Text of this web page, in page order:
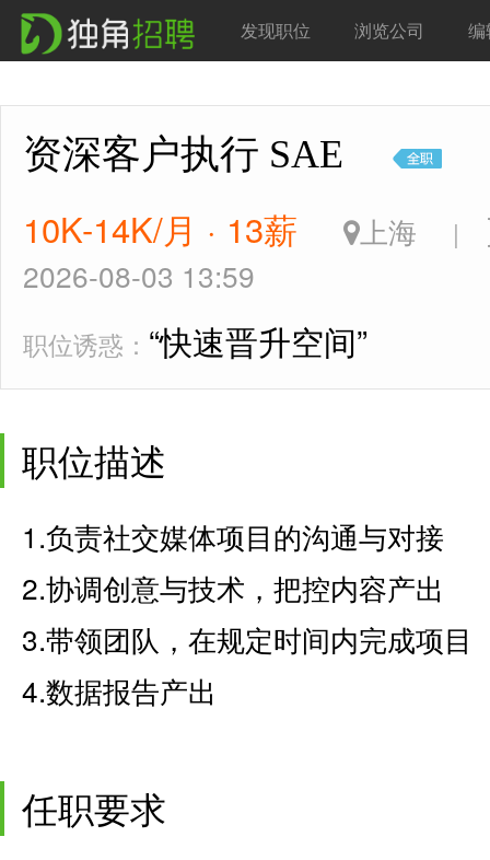
发现职位 浏览公司 编
资深客户执行 SAE
10K-14K/月 · 13薪 上海 |
2026-08-03 13:59
职位诱惑： “快速晋升空间”
职位描述
1.负责社交媒体项目的沟通与对接
2.协调创意与技术，把控内容产出
3.带领团队，在规定时间内完成项目
4.数据报告产出
任职要求